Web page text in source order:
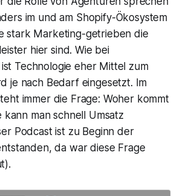
im und am Shopify-Ökosystem
stark Marketing-getrieben die
hier sind. Wie bei
ist Technologie eher Mittel zum
je nach Bedarf eingesetzt. Im
immer die Frage: Woher kommt
man schnell Umsatz
Podcast ist zu Beginn der
da war diese Frage